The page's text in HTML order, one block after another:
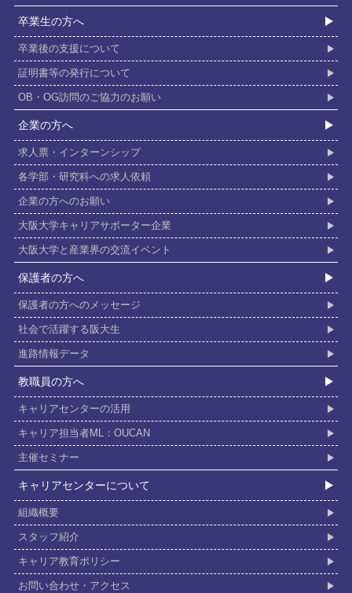
卒業⽣の⽅へ
卒業後の支援について
証明書等の発行について
OB・OG訪問のご協力のお願い
企業の⽅へ
求人票・インターンシップ
各学部・研究科への求人依頼
企業の方へのお願い
大阪大学キャリアサポーター企業
大阪大学と産業界の交流イベント
保護者の⽅へ
保護者の方へのメッセージ
社会で活躍する阪⼤⽣
進路情報データ
教職員の⽅へ
キャリアセンターの活用
キャリア担当者ML：OUCAN
主催セミナー
キャリアセンターについて
組織概要
スタッフ紹介
キャリア教育ポリシー
お問い合わせ・アクセス